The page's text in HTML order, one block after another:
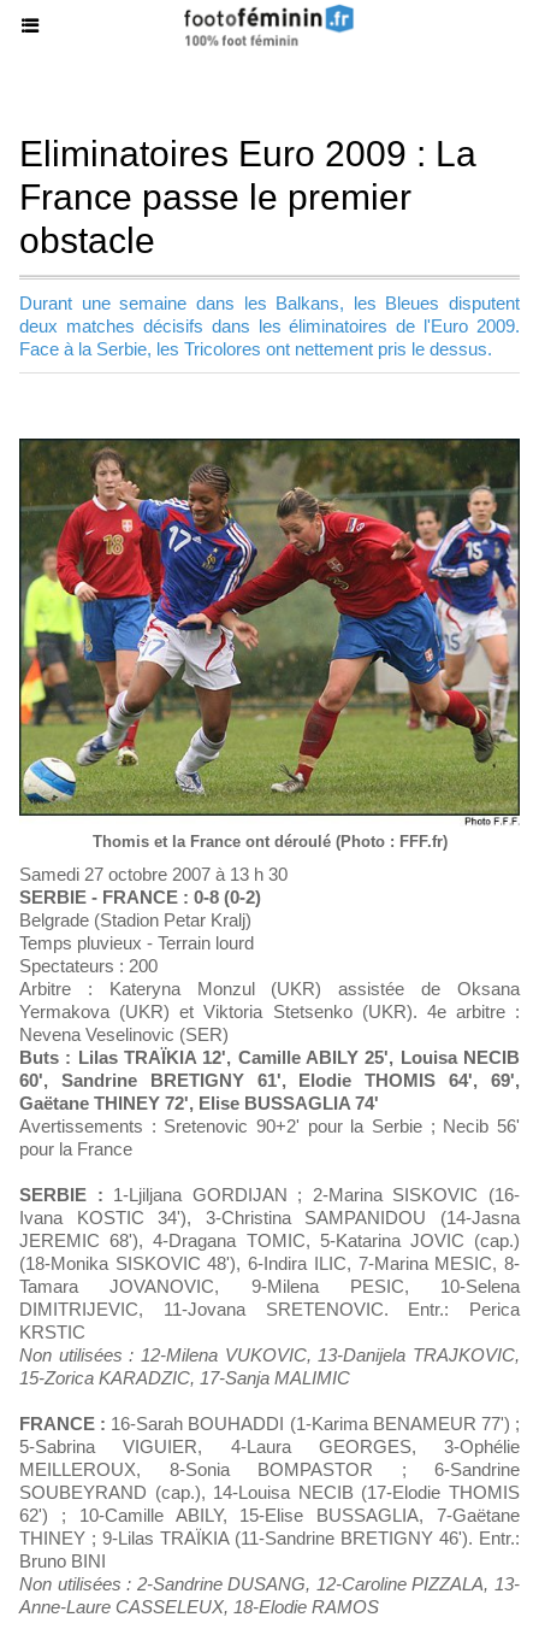
Eliminatoires Euro 2009 : La
France passe le premier
obstacle
Durant une semaine dans les Balkans, les Bleues disputent
deux matches décisifs dans les éliminatoires de l'Euro 2009.
Face à la Serbie, les Tricolores ont nettement pris le dessus.
Thomis et la France ont déroulé (Photo : FFF.fr)
Samedi 27 octobre 2007 à 13 h 30
SERBIE - FRANCE : 0-8 (0-2)
Belgrade (Stadion Petar Kralj)
Temps pluvieux - Terrain lourd
Spectateurs : 200
Arbitre : Kateryna Monzul (UKR) assistée de Oksana
Yermakova (UKR) et Viktoria Stetsenko (UKR). 4e arbitre :
Nevena Veselinovic (SER)
Buts : Lilas TRAÏKIA 12', Camille ABILY 25', Louisa NECIB
60', Sandrine BRETIGNY 61', Elodie THOMIS 64', 69',
Gaëtane THINEY 72', Elise BUSSAGLIA 74'
Avertissements : Sretenovic 90+2' pour la Serbie ; Necib 56'
pour la France
SERBIE : 1-Ljiljana GORDIJAN ; 2-Marina SISKOVIC (16-
Ivana KOSTIC 34'), 3-Christina SAMPANIDOU (14-Jasna
JEREMIC 68'), 4-Dragana TOMIC, 5-Katarina JOVIC (cap.)
(18-Monika SISKOVIC 48'), 6-Indira ILIC, 7-Marina MESIC, 8-
Tamara JOVANOVIC, 9-Milena PESIC, 10-Selena
DIMITRIJEVIC, 11-Jovana SRETENOVIC. Entr.: Perica
KRSTIC
Non utilisées : 12-Milena VUKOVIC, 13-Danijela TRAJKOVIC,
15-Zorica KARADZIC, 17-Sanja MALIMIC
FRANCE : 16-Sarah BOUHADDI (1-Karima BENAMEUR 77') ;
5-Sabrina VIGUIER, 4-Laura GEORGES, 3-Ophélie
MEILLEROUX, 8-Sonia BOMPASTOR ; 6-Sandrine
SOUBEYRAND (cap.), 14-Louisa NECIB (17-Elodie THOMIS
62') ; 10-Camille ABILY, 15-Elise BUSSAGLIA, 7-Gaëtane
THINEY ; 9-Lilas TRAÏKIA (11-Sandrine BRETIGNY 46'). Entr.:
Bruno BINI
Non utilisées : 2-Sandrine DUSANG, 12-Caroline PIZZALA, 13-
Anne-Laure CASSELEUX, 18-Elodie RAMOS